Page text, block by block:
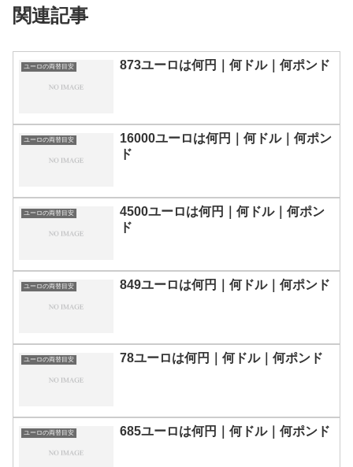
関連記事
ユーロの両替目安 873ユーロは何円｜何ドル｜何ポンド
ユーロの両替目安
16000ユーロは何円｜何ドル｜何ポン
ド
ユーロの両替目安
4500ユーロは何円｜何ドル｜何ポン
ド
ユーロの両替目安 849ユーロは何円｜何ドル｜何ポンド
ユーロの両替目安 78ユーロは何円｜何ドル｜何ポンド
ユーロの両替目安 685ユーロは何円｜何ドル｜何ポンド